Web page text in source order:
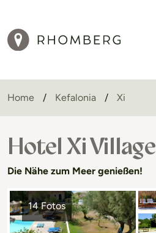
Home Kefalonia Xi
Hotel Xi Village
Die Nähe zum Meer genießen!
14 Fotos